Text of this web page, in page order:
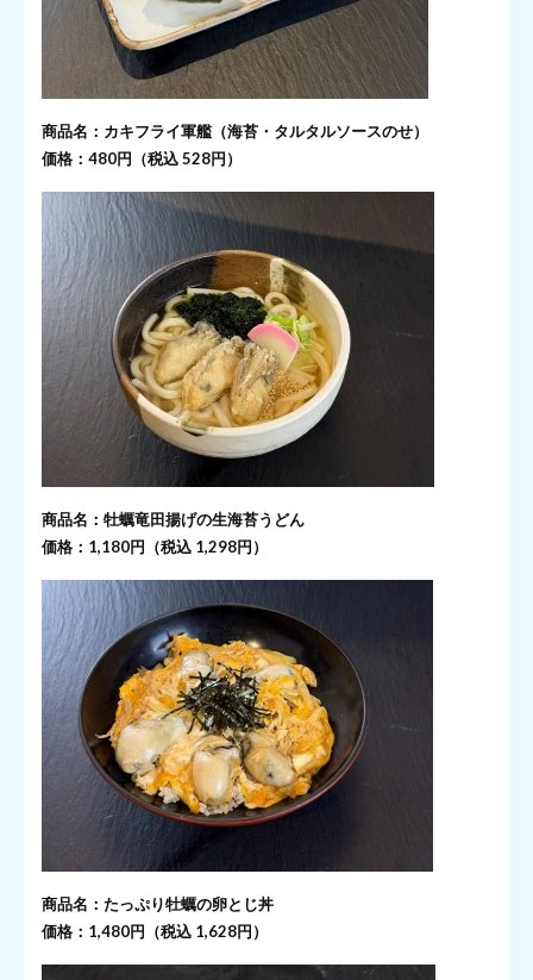
商品名：カキフライ軍艦（海苔・タルタルソースのせ）
価格：480円（税込 528円）
商品名：牡蠣竜田揚げの生海苔うどん
価格：1,180円（税込 1,298円）
商品名：たっぷり牡蠣の卵とじ丼
価格：1,480円（税込 1,628円）